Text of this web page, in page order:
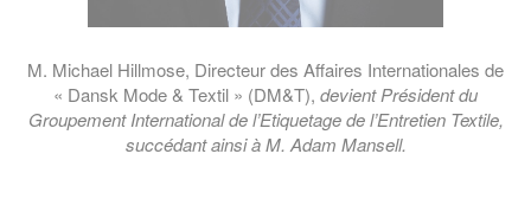
M. Michael Hillmose, Directeur des Affaires Internationales de
« Dansk Mode & Textil » (DM&T), devient Président du
Groupement International de l’Etiquetage de l’Entretien Textile,
succédant ainsi à M. Adam Mansell.